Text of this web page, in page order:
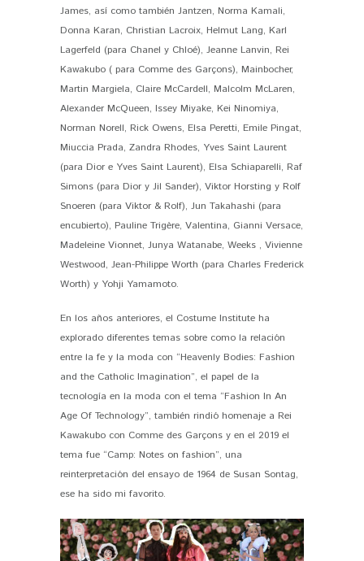
James, así como también Jantzen, Norma Kamali,
Donna Karan, Christian Lacroix, Helmut Lang, Karl
Lagerfeld (para Chanel y Chloé), Jeanne Lanvin, Rei
Kawakubo ( para Comme des Garçons), Mainbocher,
Martin Margiela, Claire McCardell, Malcolm McLaren,
Alexander McQueen, Issey Miyake, Kei Ninomiya,
Norman Norell, Rick Owens, Elsa Peretti, Emile Pingat,
Miuccia Prada, Zandra Rhodes, Yves Saint Laurent
(para Dior e Yves Saint Laurent), Elsa Schiaparelli, Raf
Simons (para Dior y Jil Sander), Viktor Horsting y Rolf
Snoeren (para Viktor & Rolf), Jun Takahashi (para
encubierto), Pauline Trigère, Valentina, Gianni Versace,
Madeleine Vionnet, Junya Watanabe, Weeks , Vivienne
Westwood, Jean-Philippe Worth (para Charles Frederick
Worth) y Yohji Yamamoto.
En los años anteriores, el Costume Institute ha
explorado diferentes temas sobre como la relación
entre la fe y la moda con “Heavenly Bodies: Fashion
and the Catholic Imagination”, el papel de la
tecnología en la moda con el tema “Fashion In An
Age Of Technology”, también rindió homenaje a Rei
Kawakubo con Comme des Garçons y en el 2019 el
tema fue “Camp: Notes on fashion”, una
reinterpretación del ensayo de 1964 de Susan Sontag,
ese ha sido mi favorito.